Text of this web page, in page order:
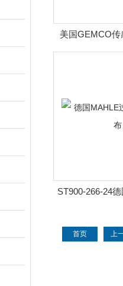
美国GEMCO
ST900-266-24
首页 上